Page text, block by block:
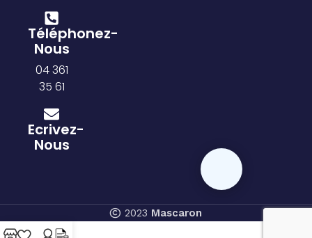
Téléphonez-
Nous
04 361
35 61
Ecrivez-
Nous
2023 Mascaron